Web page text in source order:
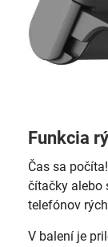
Funkcia
Čas sa
čítačky alebo
telefónov
V balení je